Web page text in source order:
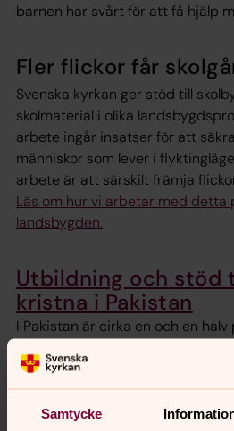
Samtycke
barnen har svårt för att få hjälp
Fler flickor får
Svenska kyrkan ger stöd till
skolmaterial i olika
arbete ingår insatser för att
människor som lever i
arbete är att särskilt främja
Läs om hur vi arbetar med detta
landsbygden.
Utbildning och stöd
kristna i Pakistan
I Pakistan är cirka en och en
befolkningen kristna, och många
fattigaste. Förföljelse av kristna
gör människor rädda och skapar
samhället.